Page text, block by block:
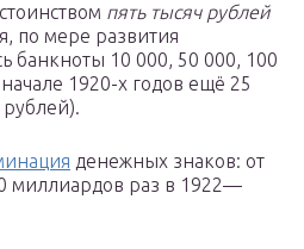
пять тысяч рублей
по мере развития
банкноты 10 000, 50 000, 100
1920-х годов ещё 25
денежных знаков: от
миллиардов раз в 1922—